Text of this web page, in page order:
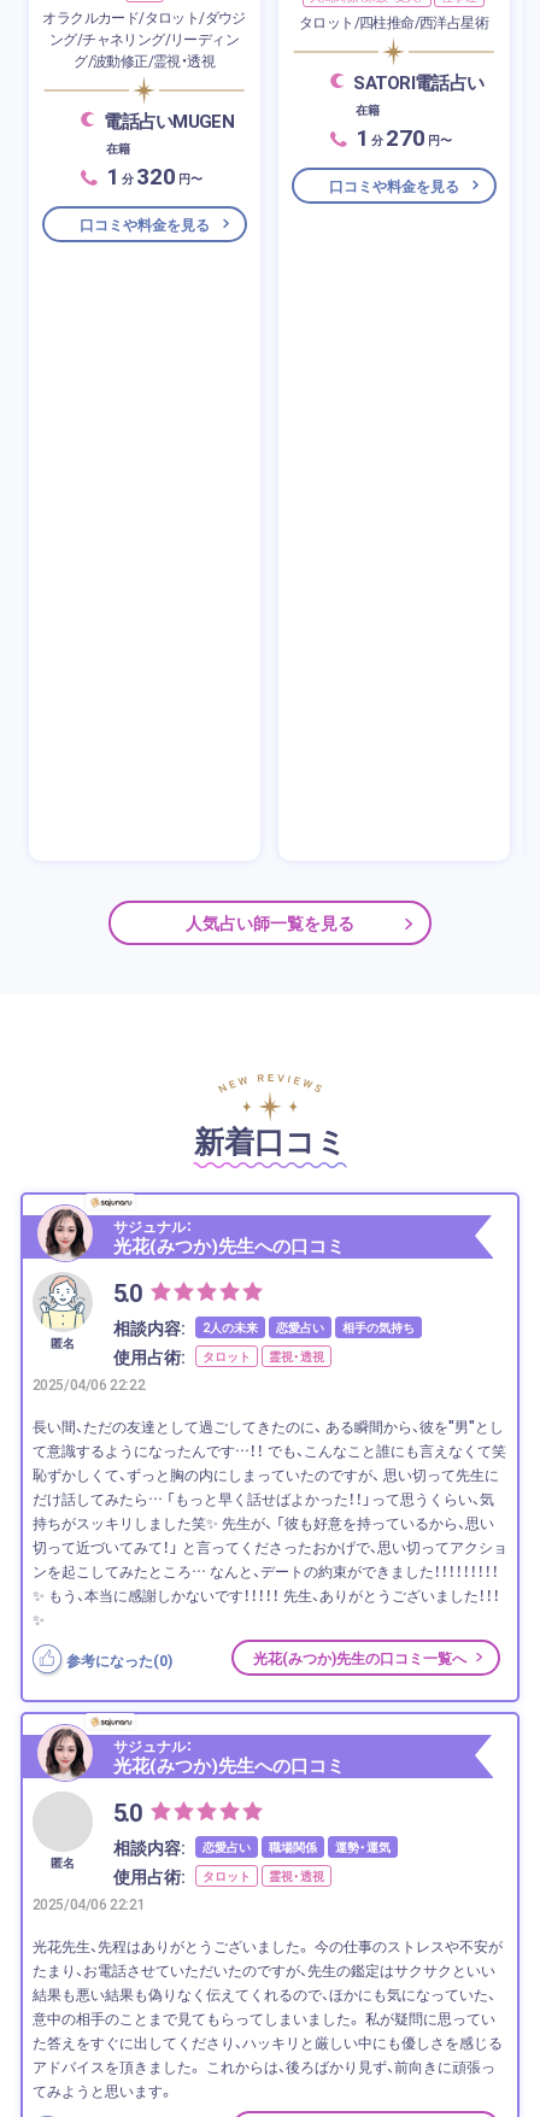
オラクルカード/タロット/ダウジ
ング/チャネリング/リーディン
グ/波動修正/霊視・透視
電話占いMUGEN
在籍
1 分 320 円〜
口コミや料金を見る
タロット/四柱推命/西洋占星術
SATORI電話占い
在籍
1 分 270 円〜
口コミや料金を見る
人気占い師一覧を見る
新着口コミ
サジュナル：
光花(みつか)先生への口コミ
匿名
5.0
相談内容: 2人の未来 恋愛占い 相手の気持ち
使用占術: タロット 霊視・透視
2025/04/06 22:22
長い間、ただの友達として過ごしてきたのに、 ある瞬間から、彼を"男"とし
て意識するようになったんです…！！ でも、こんなこと誰にも言えなくて笑
恥ずかしくて、ずっと胸の内にしまっていたのですが、 思い切って先生に
だけ話してみたら… 「もっと早く話せばよかった！！」って思うくらい、気
持ちがスッキリしました笑✨ 先生が、 「彼も好意を持っているから、思い
切って近づいてみて！」 と言ってくださったおかげで、思い切ってアクショ
ンを起こしてみたところ… なんと、デートの約束ができました！！！！！！！！！
✨ もう、本当に感謝しかないです！！！！！ 先生、ありがとうございました！！！
✨
参考になった(0) 光花(みつか)先生の口コミ一覧へ
サジュナル：
光花(みつか)先生への口コミ
匿名
5.0
相談内容: 恋愛占い 職場関係 運勢・運気
使用占術: タロット 霊視・透視
2025/04/06 22:21
光花先生、先程はありがとうございました。 今の仕事のストレスや不安が
たまり、お電話させていただいたのですが、先生の鑑定はサクサクといい
結果も悪い結果も偽りなく伝えてくれるので、ほかにも気になっていた、
意中の相手のことまで見てもらってしまいました。 私が疑問に思ってい
た答えをすぐに出してくださり、ハッキリと厳しい中にも優しさを感じる
アドバイスを頂きました。 これからは、後ろばかり見ず、前向きに頑張っ
てみようと思います。